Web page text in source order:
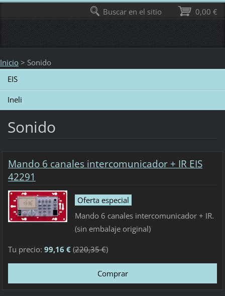
Inicio > Sonido
EIS
Ineli
Sonido
Mando 6 canales intercomunicador + IR EIS
42291
Oferta especial
Mando 6 canales intercomunicador + IR.
(sin embalaje original)
Tu precio: 99,16 €(220,35 €)
0,00 €
Buscar en el sitio